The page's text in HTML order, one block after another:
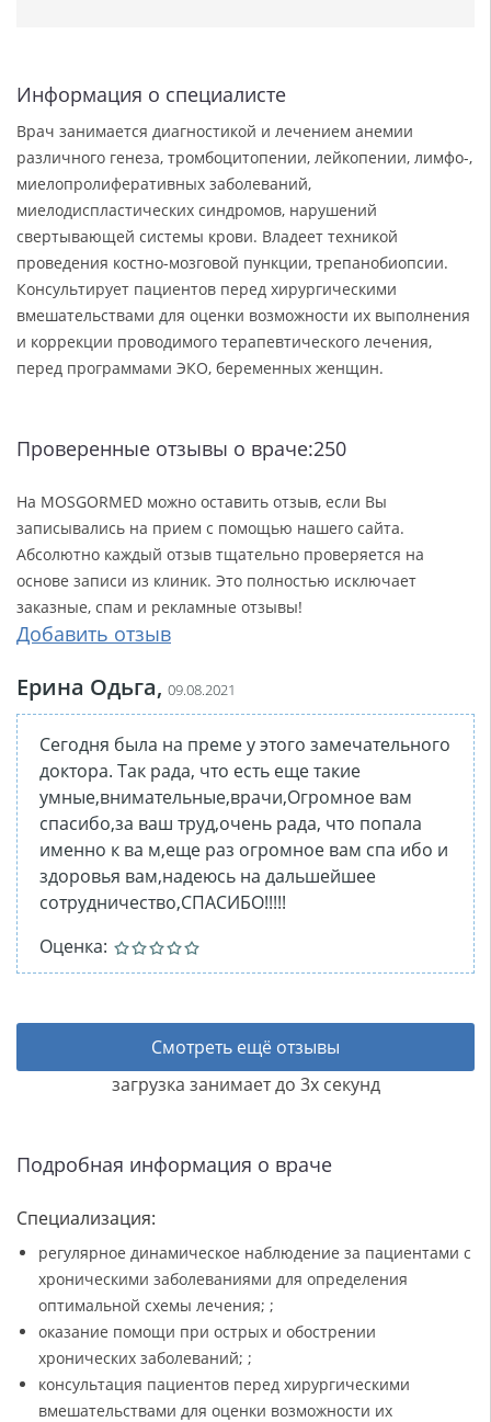
Информация о специалисте
Врач занимается диагностикой и лечением анемии
различного генеза, тромбоцитопении, лейкопении, лимфо-,
миелопролиферативных заболеваний,
миелодиспластических синдромов, нарушений
свертывающей системы крови. Владеет техникой
проведения костно-мозговой пункции, трепанобиопсии.
Консультирует пациентов перед хирургическими
вмешательствами для оценки возможности их выполнения
и коррекции проводимого терапевтического лечения,
перед программами ЭКО, беременных женщин.
Проверенные отзывы о враче:250
На MOSGORMED можно оставить отзыв, если Вы
записывались на прием с помощью нашего сайта.
Абсолютно каждый отзыв тщательно проверяется на
основе записи из клиник. Это полностью исключает
заказные, спам и рекламные отзывы!
Добавить отзыв
Ерина Одьга, 09.08.2021
Сегодня была на преме у этого замечательного
доктора. Так рада, что есть еще такие
умные,внимательные,врачи,Огромное вам
спасибо,за ваш труд,очень рада, что попала
именно к ва м,еще раз огромное вам спа ибо и
здоровья вам,надеюсь на дальшейшее
сотрудничество,СПАСИБО!!!!!
Оценка:
Смотреть ещё отзывы
загрузка занимает до 3х секунд
Подробная информация о враче
Специализация:
регулярное динамическое наблюдение за пациентами с
хроническими заболеваниями для определения
оптимальной схемы лечения; ;
оказание помощи при острых и обострении
хронических заболеваний; ;
консультация пациентов перед хирургическими
вмешательствами для оценки возможности их